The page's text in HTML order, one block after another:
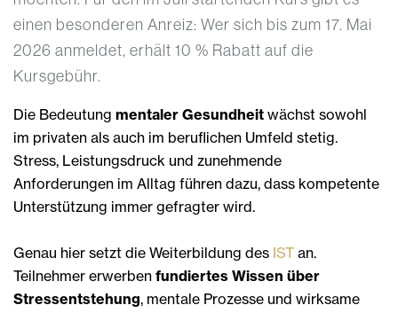
einen besonderen Anreiz: Wer sich bis zum 17. Mai
2026 anmeldet, erhält 10 % Rabatt auf die
Kursgebühr.
Die Bedeutung mentaler Gesundheit wächst sowohl
im privaten als auch im beruflichen Umfeld stetig.
Stress, Leistungsdruck und zunehmende
Anforderungen im Alltag führen dazu, dass kompetente
Unterstützung immer gefragter wird.
Genau hier setzt die Weiterbildung des IST an.
Teilnehmer erwerben fundiertes Wissen über
Stressentstehung, mentale Prozesse und wirksame